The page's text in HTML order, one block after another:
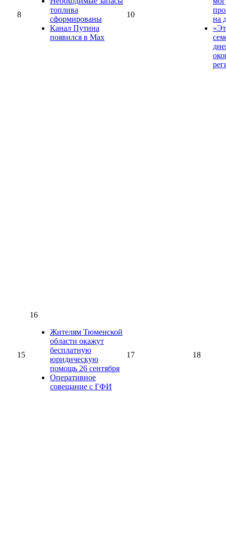
8
топлива
сформированы
Канал Путина
появился в Max
10
на
15
16
Жителям Тюменской
области окажут
бесплатную
юридическую
помощь 26 сентября
Оперативное
совещание с ГФИ
17 18